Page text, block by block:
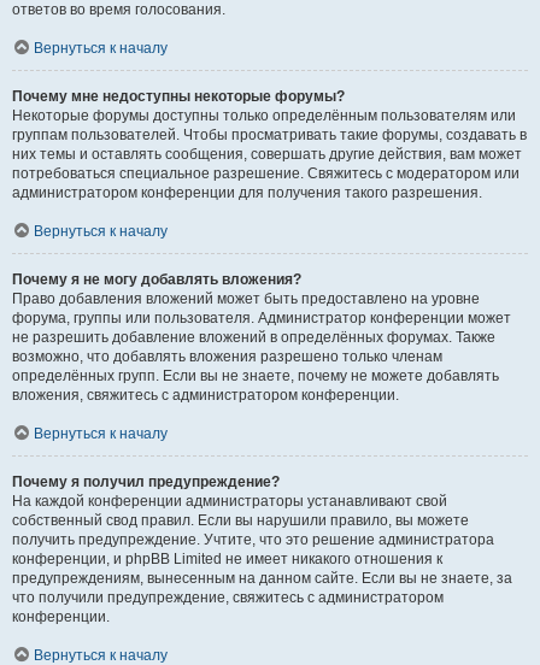
ответов во время голосования.
Вернуться к началу
Почему мне недоступны некоторые форумы?
Некоторые форумы доступны только определённым пользователям или
группам пользователей. Чтобы просматривать такие форумы, создавать в
них темы и оставлять сообщения, совершать другие действия, вам может
потребоваться специальное разрешение. Свяжитесь с модератором или
администратором конференции для получения такого разрешения.
Вернуться к началу
Почему я не могу добавлять вложения?
Право добавления вложений может быть предоставлено на уровне
форума, группы или пользователя. Администратор конференции может
не разрешить добавление вложений в определённых форумах. Также
возможно, что добавлять вложения разрешено только членам
определённых групп. Если вы не знаете, почему не можете добавлять
вложения, свяжитесь с администратором конференции.
Вернуться к началу
Почему я получил предупреждение?
На каждой конференции администраторы устанавливают свой
собственный свод правил. Если вы нарушили правило, вы можете
получить предупреждение. Учтите, что это решение администратора
конференции, и phpBB Limited не имеет никакого отношения к
предупреждениям, вынесенным на данном сайте. Если вы не знаете, за
что получили предупреждение, свяжитесь с администратором
конференции.
Вернуться к началу